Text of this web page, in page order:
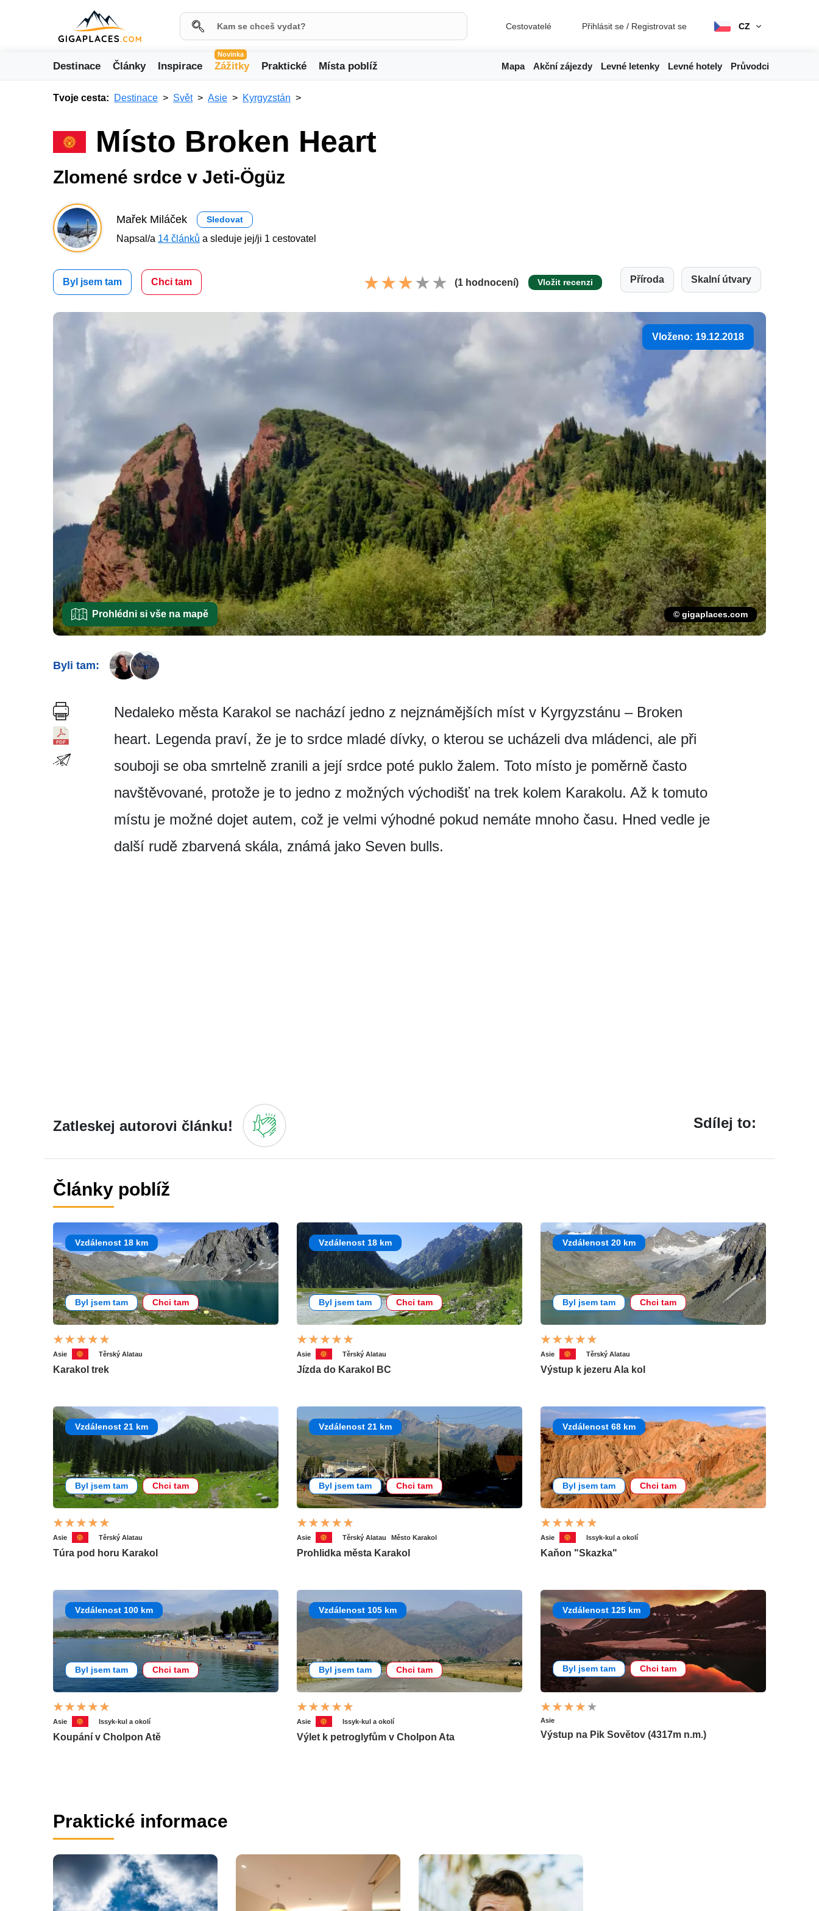
Cestovatelé Přihlásit se / Registrovat se CZ
Destinace Články Inspirace
Novinka
Zážitky Praktické Místa poblíž Mapa Akční zájezdy Levné letenky Levné hotely Průvodci
Tvoje cesta: Destinace Svět Asie Kyrgyzstán
Místo Broken Heart
Zlomené srdce v Jeti-Ögüz
Mařek Miláček Sledovat
Napsal/a 14 článků a sleduje jej/ji 1 cestovatel
Byl jsem tam Chci tam (1 hodnocení) Vložit recenzi Příroda Skalní útvary
Vloženo: 19.12.2018
Prohlédni si vše na mapě © gigaplaces.com
Byli tam:
Nedaleko města Karakol se nachází jedno z nejznámějších míst v Kyrgyzstánu – Broken
heart. Legenda praví, že je to srdce mladé dívky, o kterou se ucházeli dva mládenci, ale při
souboji se oba smrtelně zranili a její srdce poté puklo žalem. Toto místo je poměrně často
navštěvované, protože je to jedno z možných východišť na trek kolem Karakolu. Až k tomuto
místu je možné dojet autem, což je velmi výhodné pokud nemáte mnoho času. Hned vedle je
další rudě zbarvená skála, známá jako Seven bulls.
Zatleskej autorovi článku! Sdílej to:
Články poblíž
Vzdálenost 18 km
Byl jsem tam Chci tam
Asie Těrský Alatau
Karakol trek
Vzdálenost 18 km
Byl jsem tam Chci tam
Asie Těrský Alatau
Jízda do Karakol BC
Vzdálenost 20 km
Byl jsem tam Chci tam
Asie Těrský Alatau
Výstup k jezeru Ala kol
Vzdálenost 21 km
Byl jsem tam Chci tam
Asie Těrský Alatau
Túra pod horu Karakol
Vzdálenost 21 km
Byl jsem tam Chci tam
Asie Těrský Alatau Město Karakol
Prohlidka města Karakol
Vzdálenost 68 km
Byl jsem tam Chci tam
Asie Issyk-kul a okolí
Kaňon "Skazka"
Vzdálenost 100 km
Byl jsem tam Chci tam
Asie Issyk-kul a okolí
Koupání v Cholpon Atě
Vzdálenost 105 km
Byl jsem tam Chci tam
Asie Issyk-kul a okolí
Výlet k petroglyfům v Cholpon Ata
Vzdálenost 125 km
Byl jsem tam Chci tam
Asie
Výstup na Pik Sovětov (4317m n.m.)
Praktické informace